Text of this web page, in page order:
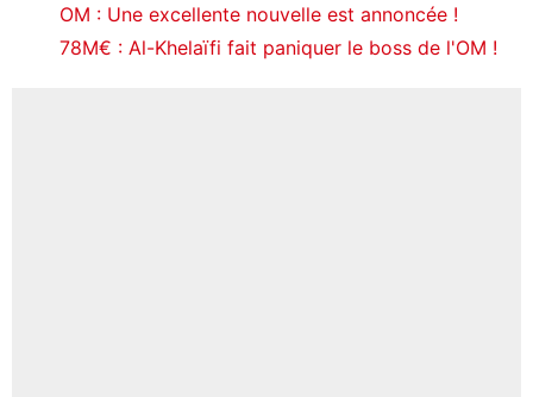
OM : Une excellente nouvelle est annoncée !
78M€ : Al-Khelaïfi fait paniquer le boss de l'OM !